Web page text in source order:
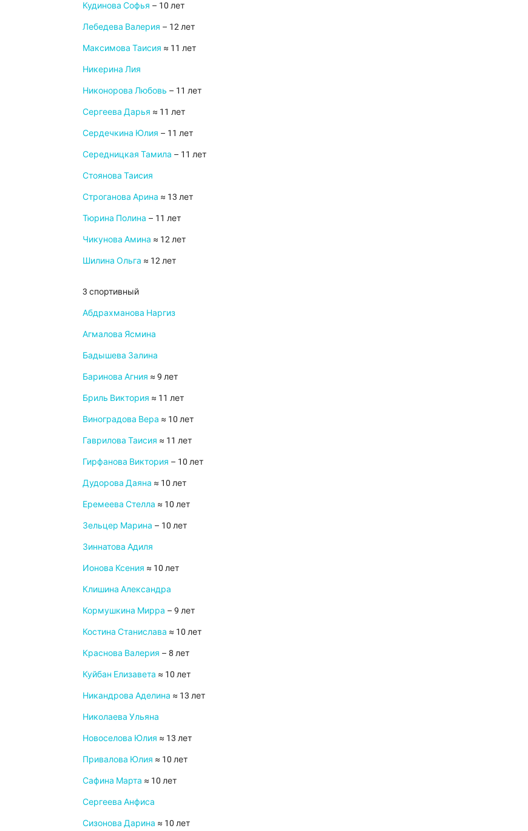
Кудинова Софья – 10 лет
Лебедева Валерия – 12 лет
Максимова Таисия ≈ 11 лет
Никерина Лия
Никонорова Любовь – 11 лет
Сергеева Дарья ≈ 11 лет
Сердечкина Юлия – 11 лет
Середницкая Тамила – 11 лет
Стоянова Таисия
Строганова Арина ≈ 13 лет
Тюрина Полина – 11 лет
Чикунова Амина ≈ 12 лет
Шилина Ольга ≈ 12 лет
3 спортивный
Абдрахманова Наргиз
Агмалова Ясмина
Бадышева Залина
Баринова Агния ≈ 9 лет
Бриль Виктория ≈ 11 лет
Виноградова Вера ≈ 10 лет
Гаврилова Таисия ≈ 11 лет
Гирфанова Виктория – 10 лет
Дудорова Даяна ≈ 10 лет
Еремеева Стелла ≈ 10 лет
Зельцер Марина – 10 лет
Зиннатова Адиля
Ионова Ксения ≈ 10 лет
Клишина Александра
Кормушкина Мирра – 9 лет
Костина Станислава ≈ 10 лет
Краснова Валерия – 8 лет
Куйбан Елизавета ≈ 10 лет
Никандрова Аделина ≈ 13 лет
Николаева Ульяна
Новоселова Юлия ≈ 13 лет
Привалова Юлия ≈ 10 лет
Сафина Марта ≈ 10 лет
Сергеева Анфиса
Сизонова Дарина ≈ 10 лет